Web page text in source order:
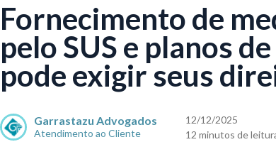
Fornecimento de
pelo SUS e planos
pode exigir seus
Garrastazu Advogados
Atendimento ao Cliente
12/12/2025
12 minutos de